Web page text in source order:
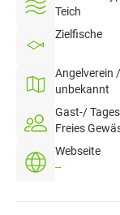
Teich
Zielfische
Angelverein
unbekannt
Gast-/
Freies
Webseite
--